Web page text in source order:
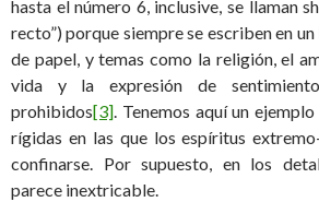
hasta el número 6, inclusive, se llaman
recto”) porque siempre se escriben en
de papel, y temas como la religión, el
vida y la expresión de
prohibidos[3]. Tenemos aquí un
rígidas en las que los espíritus
confinarse. Por supuesto, en los
parece inextricable.